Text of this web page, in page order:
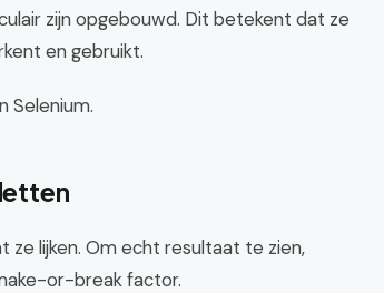
zijn opgebouwd. Dit betekent dat ze
en gebruikt.
Selenium.
ze lijken. Om echt resultaat te zien,
or-break factor.